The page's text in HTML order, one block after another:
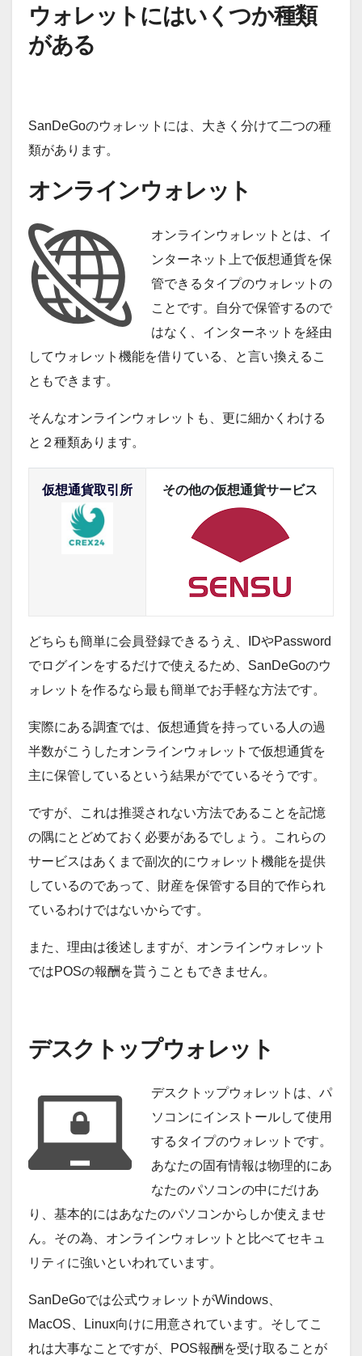
ウォレットにはいくつか種類
がある
SanDeGoのウォレットには、大きく分けて二つの種
類があります。
オンラインウォレット
オンラインウォレットとは、イ
ンターネット上で仮想通貨を保
管できるタイプのウォレットの
ことです。自分で保管するので
はなく、インターネットを経由
してウォレット機能を借りている、と言い換えるこ
ともできます。
そんなオンラインウォレットも、更に細かくわける
と２種類あります。
仮想通貨取引所 その他の仮想通貨サービス
どちらも簡単に会員登録できるうえ、IDやPassword
でログインをするだけで使えるため、SanDeGoのウ
ォレットを作るなら最も簡単でお手軽な方法です。
実際にある調査では、仮想通貨を持っている人の過
半数がこうしたオンラインウォレットで仮想通貨を
主に保管しているという結果がでているそうです。
ですが、これは推奨されない方法であることを記憶
の隅にとどめておく必要があるでしょう。これらの
サービスはあくまで副次的にウォレット機能を提供
しているのであって、財産を保管する目的で作られ
ているわけではないからです。
また、理由は後述しますが、オンラインウォレット
ではPOSの報酬を貰うこともできません。
デスクトップウォレット
デスクトップウォレットは、パ
ソコンにインストールして使用
するタイプのウォレットです。
あなたの固有情報は物理的にあ
なたのパソコンの中にだけあ
り、基本的にはあなたのパソコンからしか使えませ
ん。その為、オンラインウォレットと比べてセキュ
リティに強いといわれています。
SanDeGoでは公式ウォレットがWindows、
MacOS、Linux向けに用意されています。そしてこ
れは大事なことですが、POS報酬を受け取ることが